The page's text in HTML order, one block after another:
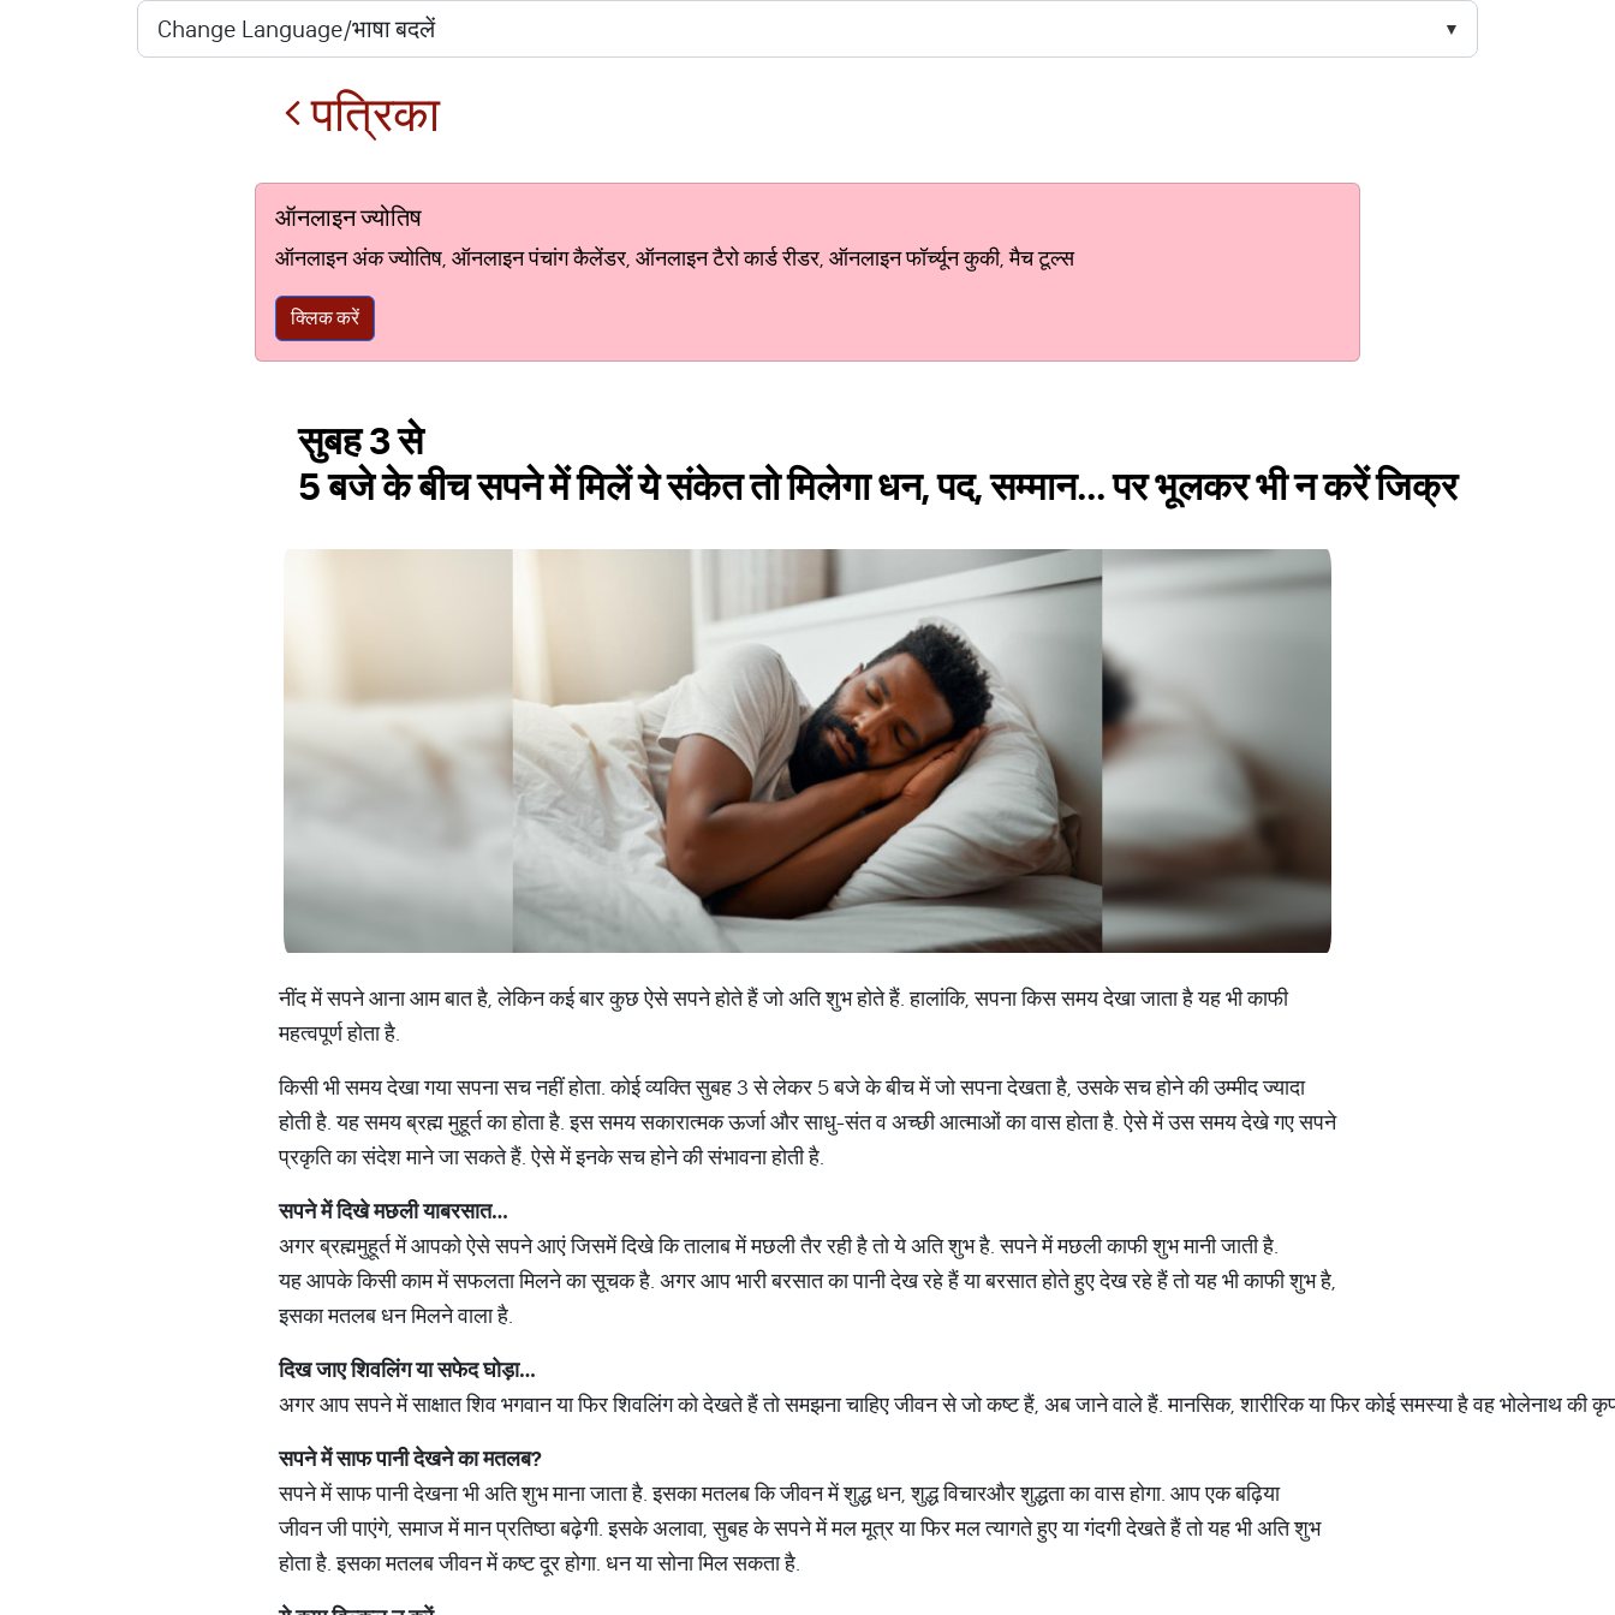
पत्रिका
ऑनलाइन ज्योतिष
ऑनलाइन अंक ज्योतिष, ऑनलाइन पंचांग कैलेंडर, ऑनलाइन टैरो कार्ड रीडर, ऑनलाइन फॉर्च्यून कुकी, मैच टूल्स
क्लिक करें
सुबह 3 से
5 बजे के बीच सपने में मिलें ये संकेत तो मिलेगा धन, पद, सम्मान... पर भूलकर भी न करें जिक्र
नींद में सपने आना आम बात है, लेकिन कई बार कुछ ऐसे सपने होते हैं जो अति शुभ होते हैं. हालांकि, सपना किस समय देखा जाता है यह भी काफी
महत्वपूर्ण होता है.
किसी भी समय देखा गया सपना सच नहीं होता. कोई व्यक्ति सुबह 3 से लेकर 5 बजे के बीच में जो सपना देखता है, उसके सच होने की उम्मीद ज्यादा
होती है. यह समय ब्रह्म मुहूर्त का होता है. इस समय सकारात्मक ऊर्जा और साधु-संत व अच्छी आत्माओं का वास होता है. ऐसे में उस समय देखे गए सपने
प्रकृति का संदेश माने जा सकते हैं. ऐसे में इनके सच होने की संभावना होती है.
सपने में दिखे मछली याबरसात…
अगर ब्रह्ममुहूर्त में आपको ऐसे सपने आएं जिसमें दिखे कि तालाब में मछली तैर रही है तो ये अति शुभ है. सपने में मछली काफी शुभ मानी जाती है.
यह आपके किसी काम में सफलता मिलने का सूचक है. अगर आप भारी बरसात का पानी देख रहे हैं या बरसात होते हुए देख रहे हैं तो यह भी काफी शुभ है,
इसका मतलब धन मिलने वाला है.
दिख जाए शिवलिंग या सफेद घोड़ा…
अगर आप सपने में साक्षात शिव भगवान या फिर शिवलिंग को देखते हैं तो समझना चाहिए जीवन से जो कष्ट हैं, अब जाने वाले हैं. मानसिक, शारीरिक या फिर कोई समस्या है वह
सपने में साफ पानी देखने का मतलब?
सपने में साफ पानी देखना भी अति शुभ माना जाता है. इसका मतलब कि जीवन में शुद्ध धन, शुद्ध विचारऔर शुद्धता का वास होगा. आप एक बढ़िया
जीवन जी पाएंगे, समाज में मान प्रतिष्ठा बढ़ेगी. इसके अलावा, सुबह के सपने में मल मूत्र या फिर मल त्यागते हुए या गंदगी देखते हैं तो यह भी अति शुभ
होता है. इसका मतलब जीवन में कष्ट दूर होगा. धन या सोना मिल सकता है.